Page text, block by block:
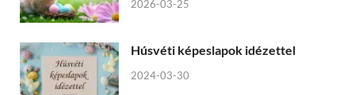
2026-03-25
Húsvéti képeslapok idézettel
2024-03-30